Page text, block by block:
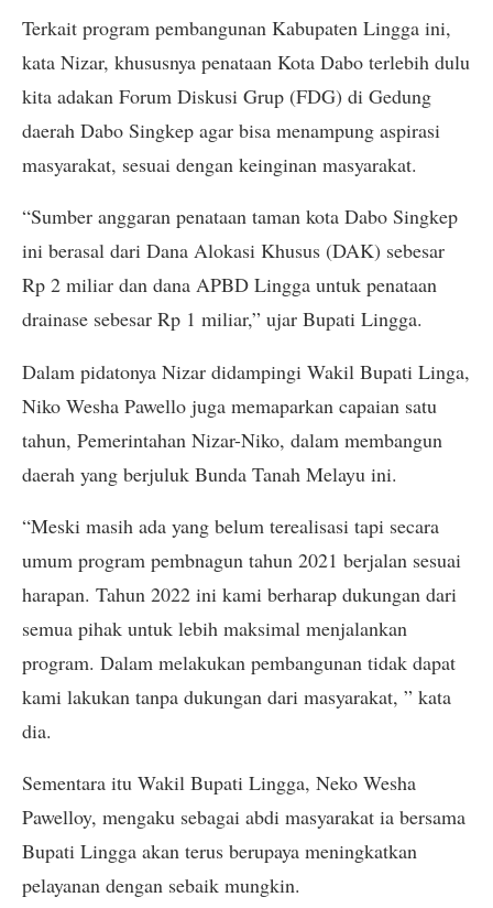
Terkait program pembangunan Kabupaten Lingga ini,
kata Nizar, khususnya penataan Kota Dabo terlebih dulu
kita adakan Forum Diskusi Grup (FDG) di Gedung
daerah Dabo Singkep agar bisa menampung aspirasi
masyarakat, sesuai dengan keinginan masyarakat.
“Sumber anggaran penataan taman kota Dabo Singkep
ini berasal dari Dana Alokasi Khusus (DAK) sebesar
Rp 2 miliar dan dana APBD Lingga untuk penataan
drainase sebesar Rp 1 miliar,” ujar Bupati Lingga.
Dalam pidatonya Nizar didampingi Wakil Bupati Linga,
Niko Wesha Pawello juga memaparkan capaian satu
tahun, Pemerintahan Nizar-Niko, dalam membangun
daerah yang berjuluk Bunda Tanah Melayu ini.
“Meski masih ada yang belum terealisasi tapi secara
umum program pembnagun tahun 2021 berjalan sesuai
harapan. Tahun 2022 ini kami berharap dukungan dari
semua pihak untuk lebih maksimal menjalankan
program. Dalam melakukan pembangunan tidak dapat
kami lakukan tanpa dukungan dari masyarakat, ” kata
dia.
Sementara itu Wakil Bupati Lingga, Neko Wesha
Pawelloy, mengaku sebagai abdi masyarakat ia bersama
Bupati Lingga akan terus berupaya meningkatkan
pelayanan dengan sebaik mungkin.